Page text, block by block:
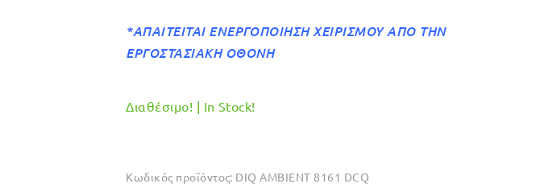
*ΑΠΑΙΤΕΙΤΑΙ ΕΝΕΡΓΟΠΟΙΗΣΗ ΧΕΙΡΙΣΜΟΥ ΑΠΟ ΤΗΝ
ΕΡΓΟΣΤΑΣΙΑΚΗ ΟΘΟΝΗ
Διαθέσιμο! | In Stock!
Κωδικός προϊόντος: DIQ AMBIENT 8161 DCQ